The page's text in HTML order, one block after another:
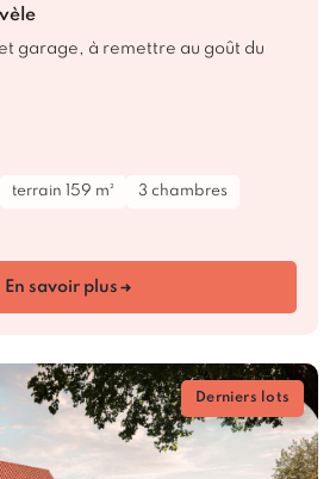
garage, à remettre au goût du
terrain 159 m² 3 chambres
En savoir plus
Derniers lots